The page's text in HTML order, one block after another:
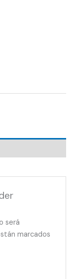
será
marcados